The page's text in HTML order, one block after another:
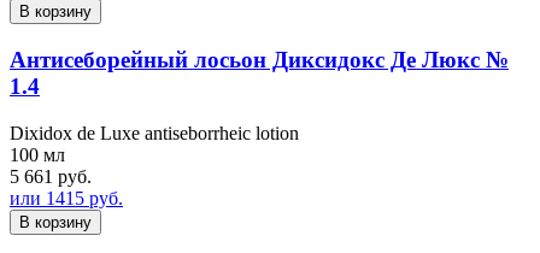
В корзину
Антисеборейный лосьон Диксидокс Де Люкс №
1.4
Dixidox de Luxe antiseborrheic lotion
100 мл
5 661 руб.
или 1415 руб.
В корзину